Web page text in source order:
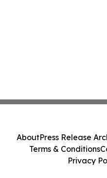
AboutPress Release
Terms & Conditions
Privacy